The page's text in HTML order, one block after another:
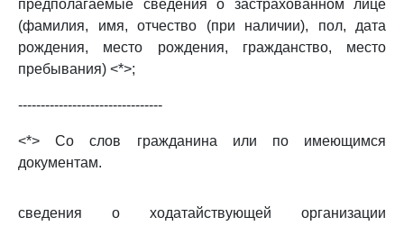
предполагаемые сведения о застрахованном лице
(фамилия, имя, отчество (при наличии), пол, дата
рождения, место рождения, гражданство, место
пребывания) <*>;
--------------------------------
<*> Со слов гражданина или по имеющимся
документам.
сведения о ходатайствующей организации